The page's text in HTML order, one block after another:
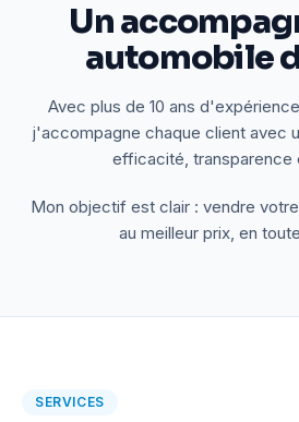
Un
automobile
Avec plus de 10 ans
j'accompagne chaque client avec
efficacité, transparence
Mon objectif est clair : vendre
au meilleur prix, en
SERVICES